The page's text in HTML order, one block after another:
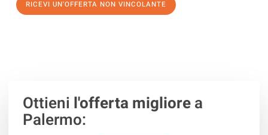
RICEVI UN'OFFERTA NON VINCOLANTE
Ottieni l'offerta migliorea
Palermo: